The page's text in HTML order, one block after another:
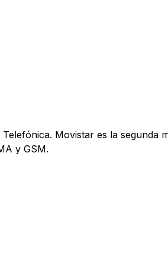
Movistar es la segunda
y GSM.